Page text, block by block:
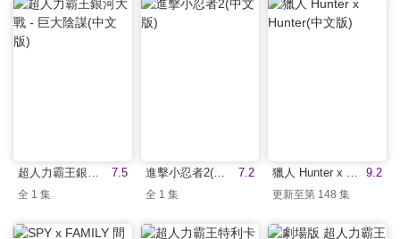
7.5
超人力霸王銀河大戰 - 巨大陰謀(中文版)
全 1 集
7.2
進擊小忍者2(中文版)
全 1 集
9.2
獵人 Hunter x Hunter(中文版)
更新至第 148 集